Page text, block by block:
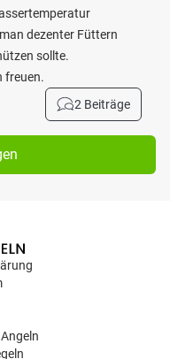
dezenter Füttern
sollte.
freuen.
2 Beiträge